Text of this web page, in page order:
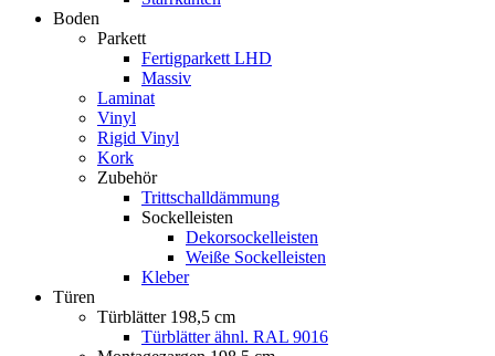
Boden
Parkett
Fertigparkett LHD
Massiv
Laminat
Vinyl
Rigid Vinyl
Kork
Zubehör
Trittschalldämmung
Sockelleisten
Dekorsockelleisten
Weiße Sockelleisten
Kleber
Türen
Türblätter 198,5 cm
Türblätter ähnl. RAL 9016